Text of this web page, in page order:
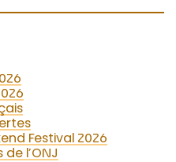
Festival 2026
l’ONJ